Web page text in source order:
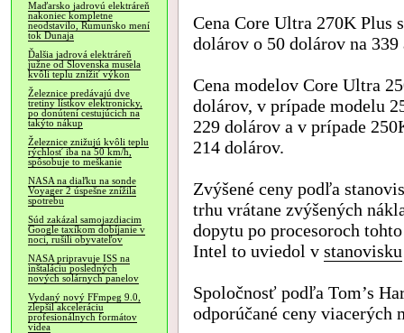
Maďarsko jadrovú elektráreň
nakoniec kompletne
neodstavilo, Rumunsko mení
tok Dunaja
Ďalšia jadrová elektráreň
južne od Slovenska musela
kvôli teplu znížiť výkon
Železnice predávajú dve
tretiny lístkov elektronicky,
po donútení cestujúcich na
takýto nákup
Železnice znižujú kvôli teplu
rýchlosť iba na 50 km/h,
spôsobuje to meškanie
NASA na diaľku na sonde
Voyager 2 úspešne znížila
spotrebu
Súd zakázal samojazdiacim
Google taxíkom dobíjanie v
noci, rušili obyvateľov
NASA pripravuje ISS na
inštaláciu posledných
nových solárnych panelov
Vydaný nový FFmpeg 9.0,
zlepšil akceleráciu
profesionálnych formátov
videa
Cena Core Ultra 270K Plus
dolárov o 50 dolárov na 339
Cena modelov Core Ultra
dolárov, v prípade modelu
229 dolárov a v prípade
214 dolárov.
Zvýšené ceny podľa
trhu vrátane zvýšených
dopytu po procesoroch
Intel to uviedol v stanovisku
Spoločnosť podľa Tom’s
odporúčané ceny viacerých